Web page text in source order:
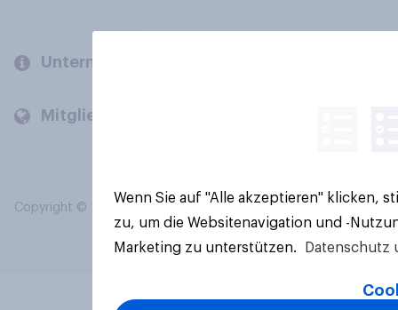
Unternehmen
Mitglieder und Kunden
Copyright © 2026 YouGov PLC. Alle Rechte vorbehalten.
Wenn Sie auf "Alle akzeptieren" klicken,
zu, um die Websitenavigation und -
Marketing zu unterstützen.
Datenschutz